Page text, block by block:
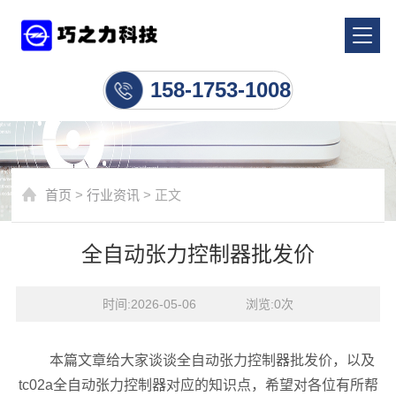
158-1753-1008
首页 >行业资讯 > 正文
全自动张力控制器批发价
时间:2026-05-06    浏览:0次
本篇文章给大家谈谈全自动张力控制器批发价，以及
tc02a全自动张力控制器对应的知识点，希望对各位有所帮